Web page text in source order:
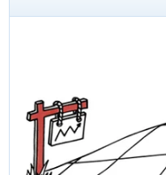
Digitale